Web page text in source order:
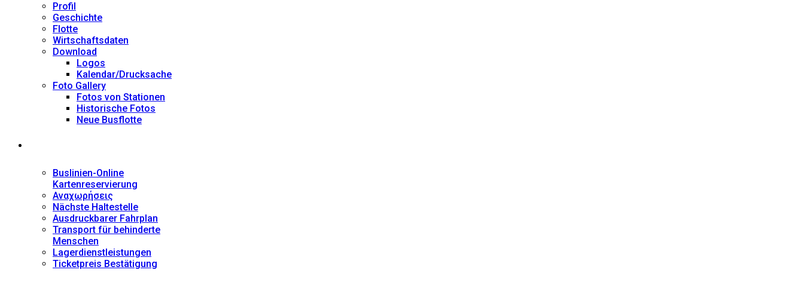
Profil
Geschichte
Flotte
Wirtschaftsdaten
Download
Logos
Kalendar/Drucksache
Foto Gallery
Fotos von Stationen
Historische Fotos
Neue Busflotte
Buslinien-Online
Kartenreservierung
Αναχωρήσεις
Nächste Haltestelle
Αusdruckbarer Fahrplan
Transport für behinderte
Menschen
Lagerdienstleistungen
Ticketpreis Bestätigung